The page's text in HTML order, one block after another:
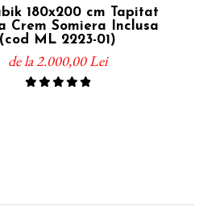
180x200 cm Tapitat
Crem Somiera Inclusa
(cod ML 2223-01)
de la 2.000,00 Lei